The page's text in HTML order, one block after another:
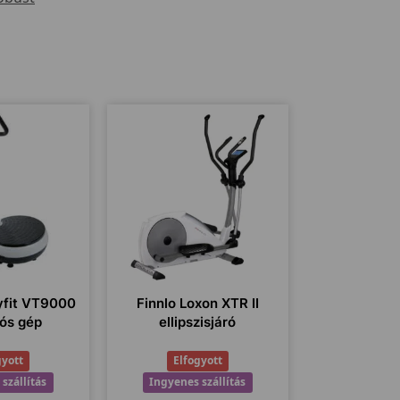
VT9000
gép
Finnlo Loxon XTR II
ellipszisjáró
Elfogyott
Ingyenes szállítás